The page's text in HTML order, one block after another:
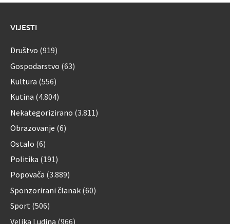
VIJESTI
Društvo (919)
Gospodarstvo (63)
Kultura (556)
Kutina (4.804)
Nekategorizirano (3.811)
Obrazovanje (6)
Ostalo (6)
Politika (191)
Popovača (3.889)
Sponzorirani članak (60)
Sport (506)
Velika Ludina (966)